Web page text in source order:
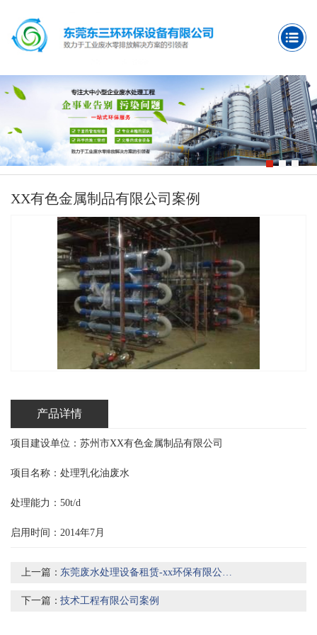
XX有色金属制品有限公司案例
产品详情
项目建设单位：苏州市XX有色金属制品有限公司
项目名称：处理乳化油废水
处理能力：50t/d
启用时间：2014年7月
上一篇： 东莞废水处理设备租赁-xx环保有限公司案例
下一篇：技术工程有限公司案例